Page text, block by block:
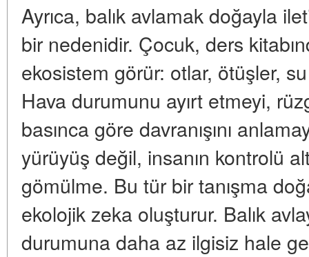
Ayrıca, balık avlamak doğayla
bir nedenidir. Çocuk, ders
ekosistem görür: otlar, ötüşler,
Hava durumunu ayırt etmeyi,
basınca göre davranışını
yürüyüş değil, insanın kontrolü
gömülme. Bu tür bir tanışma
ekolojik zeka oluşturur. Balık
durumuna daha az ilgisiz hale